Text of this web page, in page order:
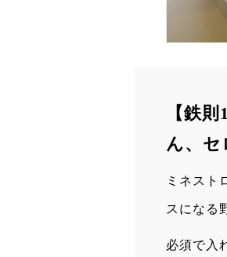
【鉄
ん、セ
ミネスト
スになる
必須で入